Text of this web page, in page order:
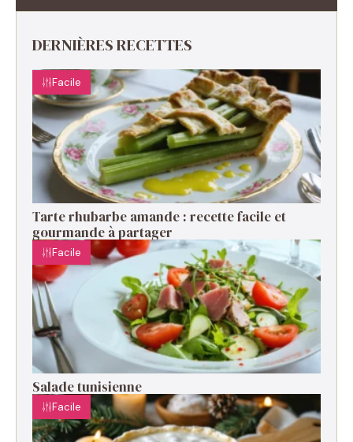
DERNIÈRES RECETTES
Facile
Tarte rhubarbe amande : recette facile et
gourmande à partager
Facile
Salade tunisienne
Facile